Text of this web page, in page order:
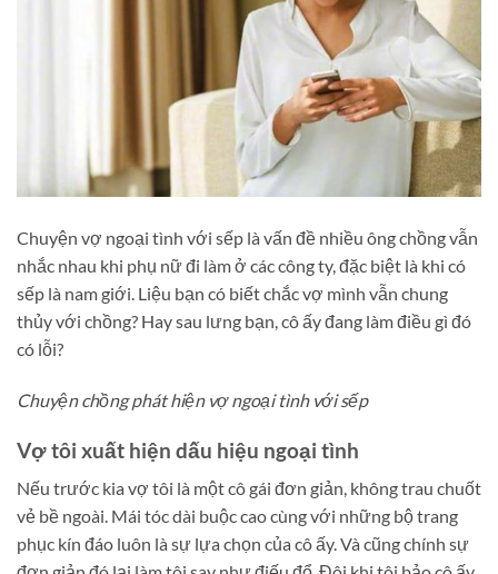
Chuyện vợ ngoại tình với sếp là vấn đề nhiều ông chồng vẫn
nhắc nhau khi phụ nữ đi làm ở các công ty, đặc biệt là khi có
sếp là nam giới. Liệu bạn có biết chắc vợ mình vẫn chung
thủy với chồng? Hay sau lưng bạn, cô ấy đang làm điều gì đó
có lỗi?
Chuyện chồng phát hiện vợ ngoại tình với sếp
Vợ tôi xuất hiện dấu hiệu ngoại tình
Nếu trước kia vợ tôi là một cô gái đơn giản, không trau chuốt
vẻ bề ngoài. Mái tóc dài buộc cao cùng với những bộ trang
phục kín đáo luôn là sự lựa chọn của cô ấy. Và cũng chính sự